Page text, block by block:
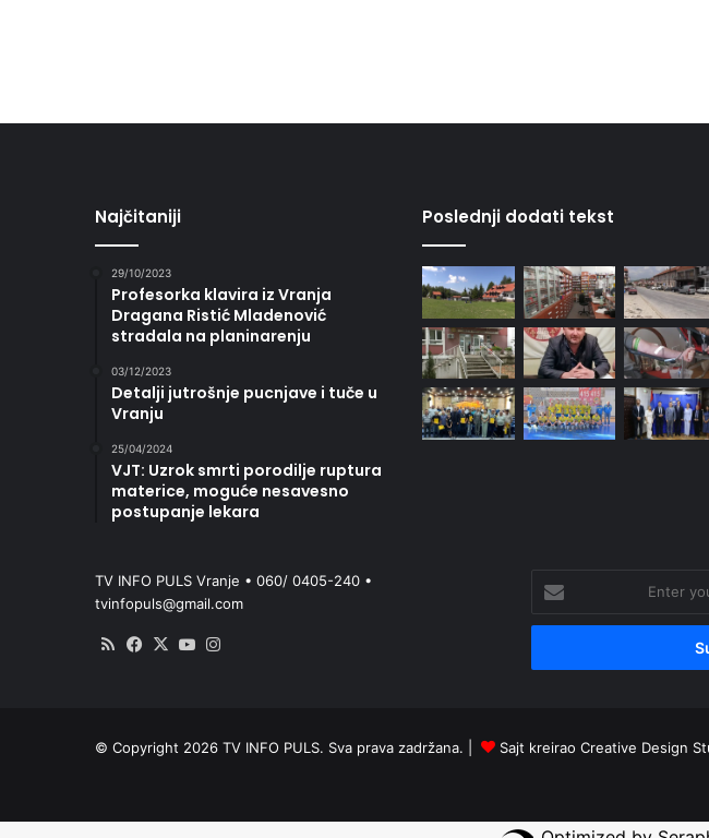
Najčitaniji
29/10/2023
Profesorka klavira iz Vranja
Dragana Ristić Mladenović
stradala na planinarenju
03/12/2023
Detalji jutrošnje pucnjave i tuče u
Vranju
25/04/2024
VJT: Uzrok smrti porodilje ruptura
materice, moguće nesavesno
postupanje lekara
Poslednji dodati tekst
TV INFO PULS Vranje • 060/ 0405-240 •
tvinfopuls@gmail.com
RSS Facebook
X YouTube
your
Email
© Copyright 2026 TV INFO PULS. Sva prava zadržana. | Sajt kreirao Creative Design